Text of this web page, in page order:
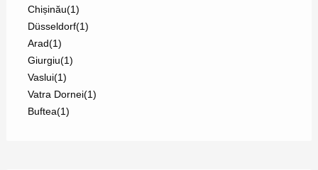
Chișinău(1)
Düsseldorf(1)
Arad(1)
Giurgiu(1)
Vaslui(1)
Vatra Dornei(1)
Buftea(1)